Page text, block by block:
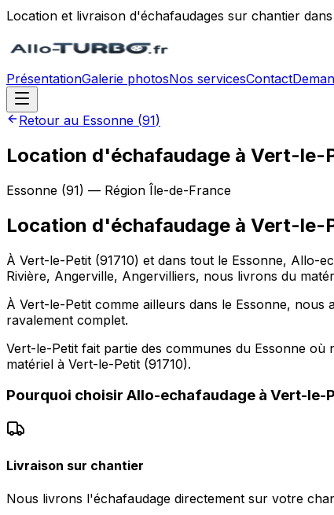
Location et livraison d'échafaudages sur chantier
PrésentationGalerie photosNos servicesContact
Retour au Essonne (91)
Location d'échafaudage à Vert-le-
Essonne (91) — Région Île-de-France
Location d'échafaudage à Vert-le-
À Vert-le-Petit (91710) et dans tout le Essonne, Allo-
Rivière, Angerville, Angervilliers, nous livrons du
À Vert-le-Petit comme ailleurs dans le Essonne,
ravalement complet.
Vert-le-Petit fait partie des communes du Essonne
matériel à Vert-le-Petit (91710).
Pourquoi choisir Allo-echafaudage à Vert-le-
Livraison sur chantier
Nous livrons l'échafaudage directement sur votre